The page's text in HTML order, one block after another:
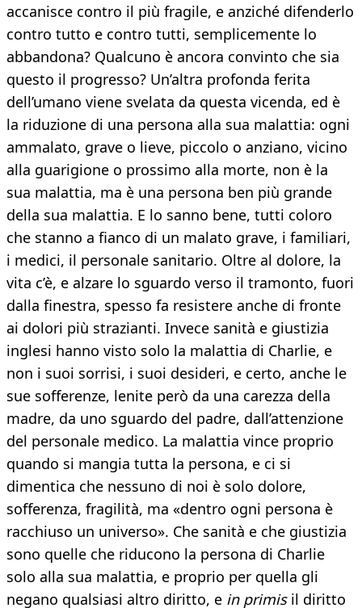
accanisce contro il più fragile, e anziché difenderlo
contro tutto e contro tutti, semplicemente lo
abbandona? Qualcuno è ancora convinto che sia
questo il progresso? Un’altra profonda ferita
dell’umano viene svelata da questa vicenda, ed è
la riduzione di una persona alla sua malattia: ogni
ammalato, grave o lieve, piccolo o anziano, vicino
alla guarigione o prossimo alla morte, non è la
sua malattia, ma è una persona ben più grande
della sua malattia. E lo sanno bene, tutti coloro
che stanno a fianco di un malato grave, i familiari,
i medici, il personale sanitario. Oltre al dolore, la
vita c’è, e alzare lo sguardo verso il tramonto, fuori
dalla finestra, spesso fa resistere anche di fronte
ai dolori più strazianti. Invece sanità e giustizia
inglesi hanno visto solo la malattia di Charlie, e
non i suoi sorrisi, i suoi desideri, e certo, anche le
sue sofferenze, lenite però da una carezza della
madre, da uno sguardo del padre, dall’attenzione
del personale medico. La malattia vince proprio
quando si mangia tutta la persona, e ci si
dimentica che nessuno di noi è solo dolore,
sofferenza, fragilità, ma «dentro ogni persona è
racchiuso un universo». Che sanità e che giustizia
sono quelle che riducono la persona di Charlie
solo alla sua malattia, e proprio per quella gli
negano qualsiasi altro diritto, e in primisil diritto